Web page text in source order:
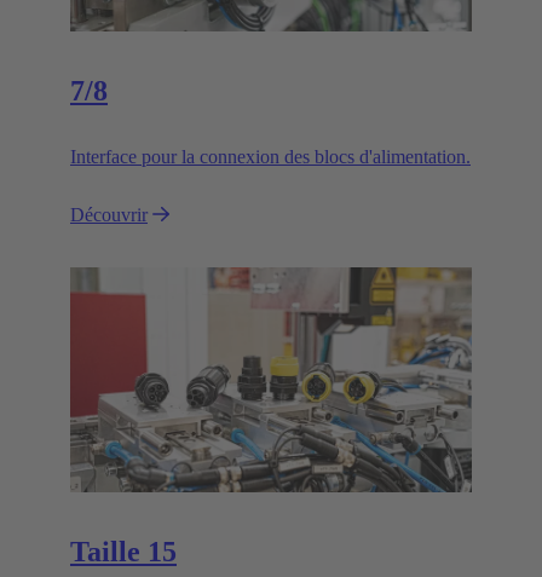
7/8
Interface pour la connexion des blocs d'alimentation.
Découvrir
Taille 15